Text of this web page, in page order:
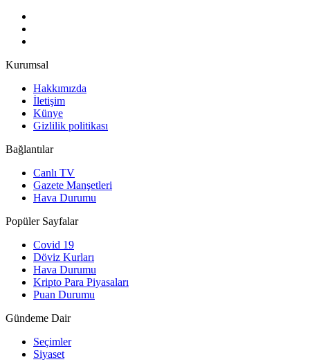
Kurumsal
Hakkımızda
İletişim
Künye
Gizlilik politikası
Bağlantılar
Canlı TV
Gazete Manşetleri
Hava Durumu
Popüler Sayfalar
Covid 19
Döviz Kurları
Hava Durumu
Kripto Para Piyasaları
Puan Durumu
Gündeme Dair
Seçimler
Siyaset